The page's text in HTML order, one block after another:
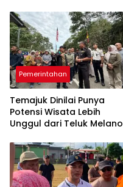
Pemerintahan
Temajuk Dinilai Punya
Potensi Wisata Lebih
Unggul dari Teluk Melano